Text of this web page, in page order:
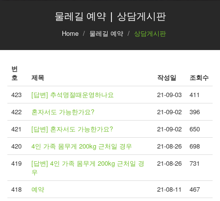
물레길 예약 | 상담게시판
Home 물레길 예약 상담게시판
번
호
제목 작성일
조회수
423
[답변] 추석명절때운영하나요 21-09-03
411
422
혼자서도 가능한가요? 21-09-02
396
421
[답변] 혼자서도 가능한가요? 21-09-02
650
420
4인 가족 몸무게 200kg 근처일 경우 21-08-26
698
419
[답변] 4인 가족 몸무게 200kg 근처일 경
우
21-08-26 731
418 예약 21-08-11
467